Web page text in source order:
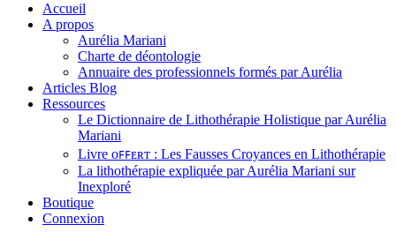
Accueil
A propos
Aurélia Mariani
Charte de déontologie
Annuaire des professionnels formés par Aurélia
Articles Blog
Ressources
Le Dictionnaire de Lithothérapie Holistique par Aurélia
Mariani
Livre ᴏꜰꜰᴇʀᴛ : Les Fausses Croyances en Lithothérapie
La lithothérapie expliquée par Aurélia Mariani sur
Inexploré
Boutique
Connexion